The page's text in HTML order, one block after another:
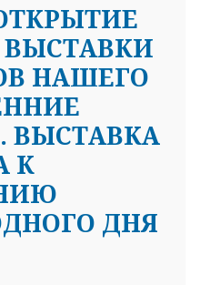
НАШЕГО
ВЫСТАВКА
К
ДНЯ